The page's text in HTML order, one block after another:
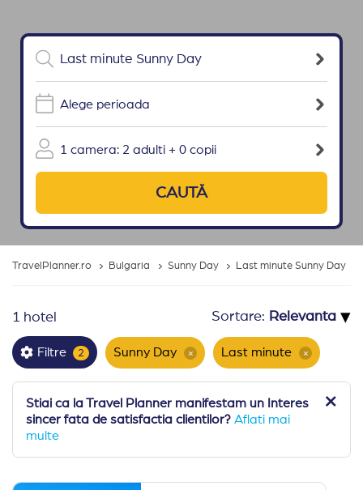
Alege perioada
1 camera: 2 adulti + 0 copii
CAUTĂ
TravelPlanner.ro Bulgaria Sunny Day Last minute Sunny Day
1 hotel Sortare: ▾
Filtre 2 Sunny Day × Last minute ×
Stiai ca la Travel Planner manifestam un Interes
sincer fata de satisfactia clientilor? Aflati mai
multe